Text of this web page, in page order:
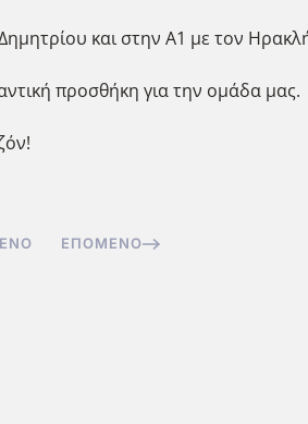
και στην Α1 με τον
προσθήκη για την ομάδα μας.
ΕΠΌΜΕΝΟ